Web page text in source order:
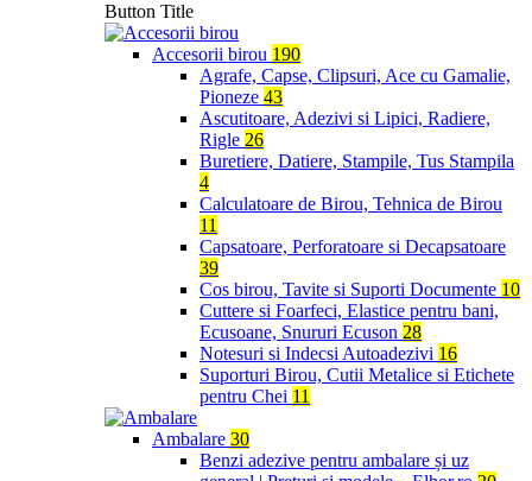
Button Title
Accesorii birou 190
Agrafe, Capse, Clipsuri, Ace cu Gamalie,
Pioneze 43
Ascutitoare, Adezivi si Lipici, Radiere,
Rigle 26
Buretiere, Datiere, Stampile, Tus Stampila
4
Calculatoare de Birou, Tehnica de Birou
11
Capsatoare, Perforatoare si Decapsatoare
39
Cos birou, Tavite si Suporti Documente 10
Cuttere si Foarfeci, Elastice pentru bani,
Ecusoane, Snururi Ecuson 28
Notesuri si Indecsi Autoadezivi 16
Suporturi Birou, Cutii Metalice si Etichete
pentru Chei 11
Ambalare 30
Benzi adezive pentru ambalare și uz